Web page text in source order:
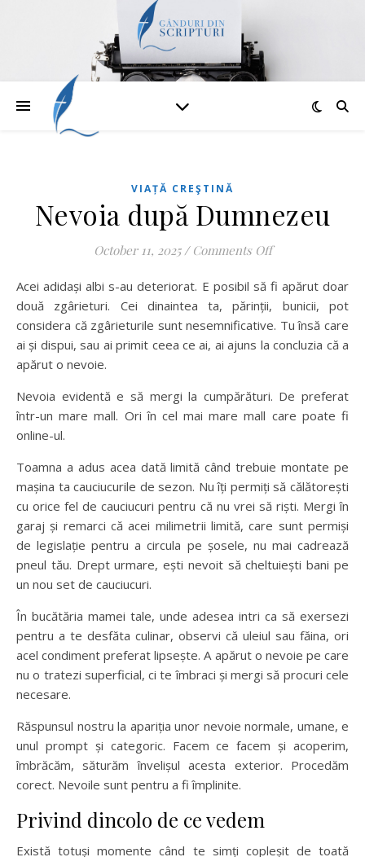
VIAȚĂ CREŞTINĂ
Nevoia după Dumnezeu
October 11, 2025 / Comments Offon Nevoia după
Acei adidași albi s-au deteriorat. E posibil să fi apărut doar
două zgârieturi. Cei dinaintea ta, părinții, bunicii, pot
considera că zgârieturile sunt nesemnificative. Tu însă care
ai și dispui, sau ai primit ceea ce ai, ai ajuns la concluzia că a
apărut o nevoie.
Nevoia evidentă e să mergi la cumpărături. De preferat
într-un mare mall. Ori în cel mai mare mall care poate fi
online-ul.
Toamna a adus acea dată limită când trebuie montate pe
mașina ta cauciucurile de sezon. Nu îți permiți să călătorești
cu orice fel de cauciucuri pentru că nu vrei să riști. Mergi în
garaj și remarci că acei milimetrii limită, care sunt permiși
de legislație pentru a circula pe șosele, nu mai cadrează
pneul tău. Drept urmare, ești nevoit să cheltuiești bani pe
un nou set de cauciucuri.
În bucătăria mamei tale, unde adesea intri ca să exersezi
pentru a te desfăta culinar, observi că uleiul sau făina, ori
acel condiment preferat lipsește. A apărut o nevoie pe care
nu o tratezi superficial, ci te îmbraci și mergi să procuri cele
necesare.
Răspunsul nostru la apariția unor nevoie normale, umane, e
unul prompt și categoric. Facem ce facem și acoperim,
îmbrăcăm, săturăm învelișul acesta exterior. Procedăm
corect. Nevoile sunt pentru a fi împlinite.
Privind dincolo de ce vedem
Există totuși momente când te simți copleșit de toată